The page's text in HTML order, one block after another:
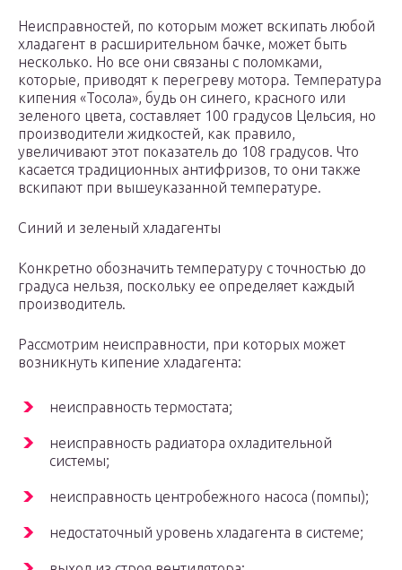
Неисправностей, по которым может вскипать любой
хладагент в расширительном бачке, может быть
несколько. Но все они связаны с поломками,
которые, приводят к перегреву мотора. Температура
кипения «Тосола», будь он синего, красного или
зеленого цвета, составляет 100 градусов Цельсия, но
производители жидкостей, как правило,
увеличивают этот показатель до 108 градусов. Что
касается традиционных антифризов, то они также
вскипают при вышеуказанной температуре.
Синий и зеленый хладагенты
Конкретно обозначить температуру с точностью до
градуса нельзя, поскольку ее определяет каждый
производитель.
Рассмотрим неисправности, при которых может
возникнуть кипение хладагента:
неисправность термостата;
неисправность радиатора охладительной
системы;
неисправность центробежного насоса (помпы);
недостаточный уровень хладагента в системе;